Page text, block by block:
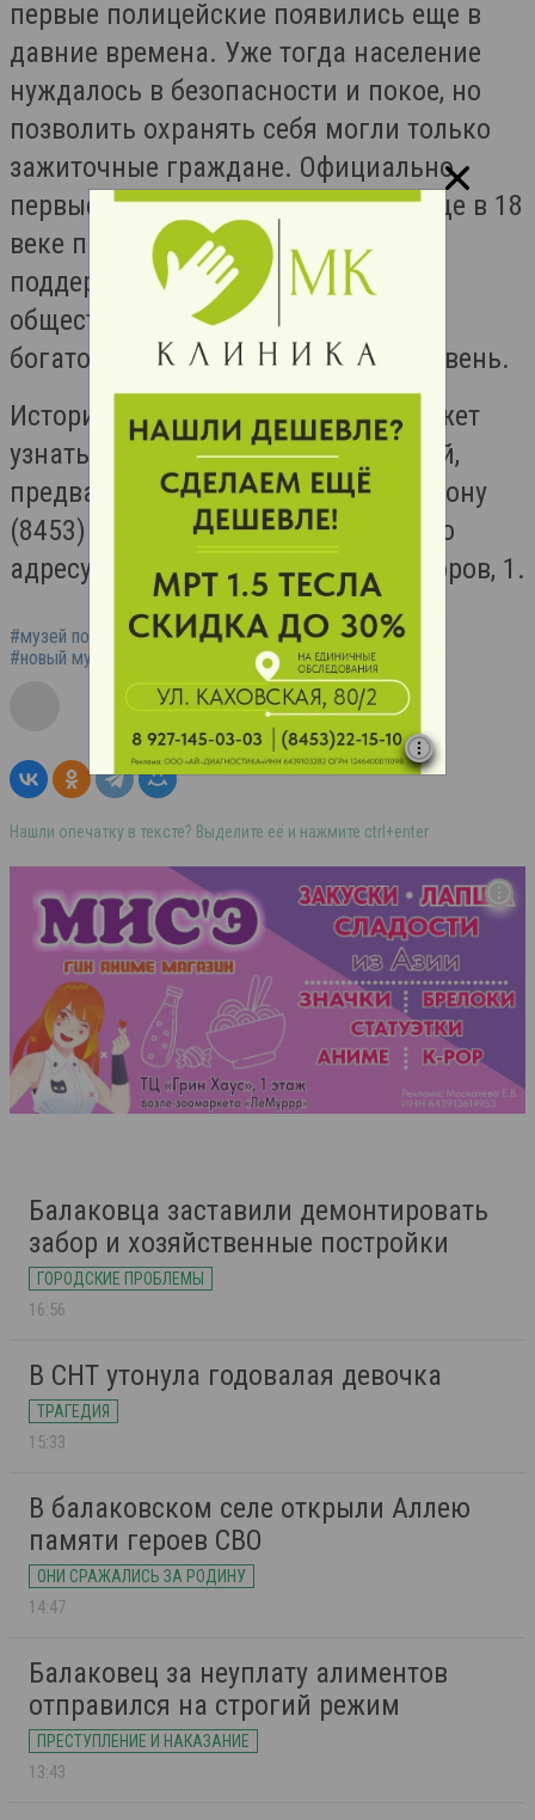
первые полицейские появились еще в
давние времена. Уже тогда население
нуждалось в безопасности и покое, но
позволить охранять себя могли только
зажиточные граждане. Официально
первые полицейские появилась еще в 18
веке при Петре I. Это были люди,
поддерживающие порядок в
общественных местах и защитники
богатого населения городов и деревень.
Историю балаковской полиции может
узнать каждый, пришедший в музей,
предварительно позвонив по телефону
(8453) 49-52-49. Музей находится по
адресу: г. Балаково, ул. Механизаторов, 1.
#музей полиции Балаково
#музей полиции
#новый музей балаково
Нашли опечатку в тексте? Выделите её и нажмите ctrl+enter
Балаковца заставили демонтировать
забор и хозяйственные постройки
ГОРОДСКИЕ ПРОБЛЕМЫ
16:56
В СНТ утонула годовалая девочка
ТРАГЕДИЯ
15:33
В балаковском селе открыли Аллею
памяти героев СВО
ОНИ СРАЖАЛИСЬ ЗА РОДИНУ
14:47
Балаковец за неуплату алиментов
отправился на строгий режим
ПРЕСТУПЛЕНИЕ И НАКАЗАНИЕ
13:43